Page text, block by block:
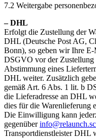
7.2 Weitergabe
– DHL
Erfolgt die Zustellung der
DHL (Deutsche Post AG,
Bonn), so geben wir Ihre
DSGVO vor der Zustellung
Abstimmung eines
DHL weiter. Zusätzlich
gemäß Art. 6 Abs. 1 lit. b
die Lieferadresse an DHL
dies für die Warenlieferung
Die Einwilligung kann
gegenüber
Transportdienstleister DHL